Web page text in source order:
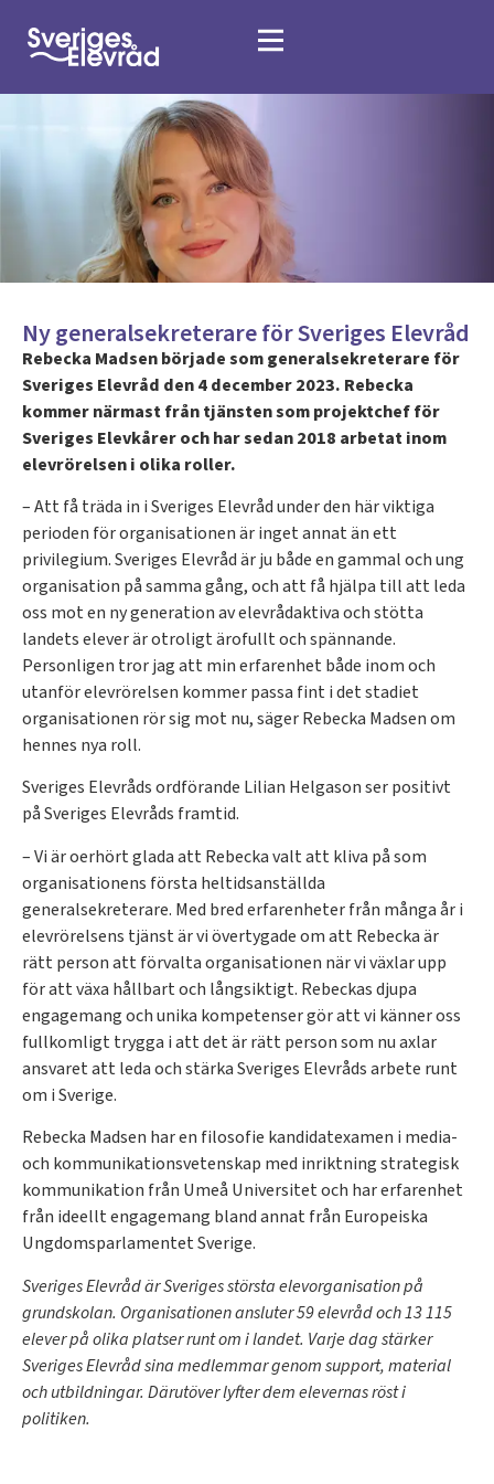
Ny generalsekreterare för Sveriges Elevråd
Rebecka Madsen började som generalsekreterare för
Sveriges Elevråd den 4 december 2023. Rebecka
kommer närmast från tjänsten som projektchef för
Sveriges Elevkårer och har sedan 2018 arbetat inom
elevrörelsen i olika roller.
– Att få träda in i Sveriges Elevråd under den här viktiga
perioden för organisationen är inget annat än ett
privilegium. Sveriges Elevråd är ju både en gammal och ung
organisation på samma gång, och att få hjälpa till att leda
oss mot en ny generation av elevrådaktiva och stötta
landets elever är otroligt ärofullt och spännande.
Personligen tror jag att min erfarenhet både inom och
utanför elevrörelsen kommer passa fint i det stadiet
organisationen rör sig mot nu, säger Rebecka Madsen om
hennes nya roll.
Sveriges Elevråds ordförande Lilian Helgason ser positivt
på Sveriges Elevråds framtid.
– Vi är oerhört glada att Rebecka valt att kliva på som
organisationens första heltidsanställda
generalsekreterare. Med bred erfarenheter från många år i
elevrörelsens tjänst är vi övertygade om att Rebecka är
rätt person att förvalta organisationen när vi växlar upp
för att växa hållbart och långsiktigt. Rebeckas djupa
engagemang och unika kompetenser gör att vi känner oss
fullkomligt trygga i att det är rätt person som nu axlar
ansvaret att leda och stärka Sveriges Elevråds arbete runt
om i Sverige.
Rebecka Madsen har en filosofie kandidatexamen i media-
och kommunikationsvetenskap med inriktning strategisk
kommunikation från Umeå Universitet och har erfarenhet
från ideellt engagemang bland annat från Europeiska
Ungdomsparlamentet Sverige.
Sveriges Elevråd är Sveriges största elevorganisation på
grundskolan. Organisationen ansluter 59 elevråd och 13 115
elever på olika platser runt om i landet. Varje dag stärker
Sveriges Elevråd sina medlemmar genom support, material
och utbildningar. Därutöver lyfter dem elevernas röst i
politiken.